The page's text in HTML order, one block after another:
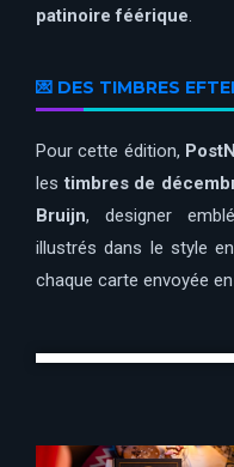
patinoire féérique.
💌 DES TIMBRES
Pour cette édition,
lestimbres de
Bruijn, designer
illustrés dans le style
chaque carte envoyée